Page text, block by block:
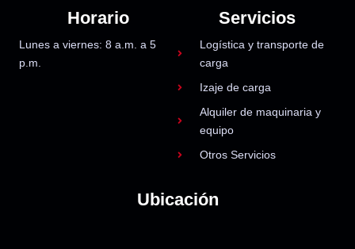
Horario
Lunes a viernes: 8 a.m. a 5
p.m.
Servicios
Logística y transporte de
carga
Izaje de carga
Alquiler de maquinaria y
equipo
Otros Servicios
Ubicación